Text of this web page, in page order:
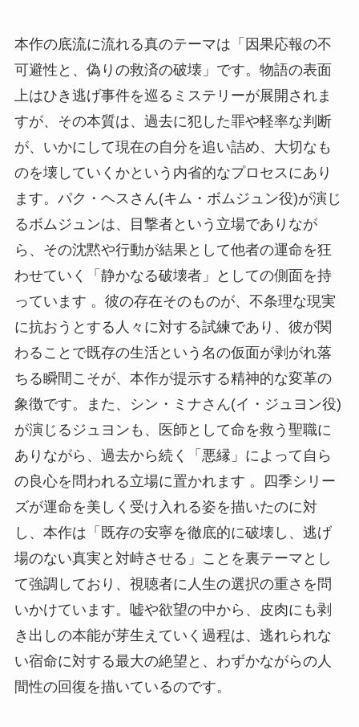
本作の底流に流れる真のテーマは「因果応報の不
可避性と、偽りの救済の破壊」です。物語の表面
上はひき逃げ事件を巡るミステリーが展開されま
すが、その本質は、過去に犯した罪や軽率な判断
が、いかにして現在の自分を追い詰め、大切なも
のを壊していくかという内省的なプロセスにあり
ます。パク・ヘスさん(キム・ボムジュン役)が演じ
るボムジュンは、目撃者という立場でありなが
ら、その沈黙や行動が結果として他者の運命を狂
わせていく「静かなる破壊者」としての側面を持
っています 。彼の存在そのものが、不条理な現実
に抗おうとする人々に対する試練であり、彼が関
わることで既存の生活という名の仮面が剥がれ落
ちる瞬間こそが、本作が提示する精神的な変革の
象徴です。また、シン・ミナさん(イ・ジュヨン役)
が演じるジュヨンも、医師として命を救う聖職に
ありながら、過去から続く「悪縁」によって自ら
の良心を問われる立場に置かれます 。四季シリー
ズが運命を美しく受け入れる姿を描いたのに対
し、本作は「既存の安寧を徹底的に破壊し、逃げ
場のない真実と対峙させる」ことを裏テーマとし
て強調しており、視聴者に人生の選択の重さを問
いかけています。嘘や欲望の中から、皮肉にも剥
き出しの本能が芽生えていく過程は、逃れられな
い宿命に対する最大の絶望と、わずかながらの人
間性の回復を描いているのです。